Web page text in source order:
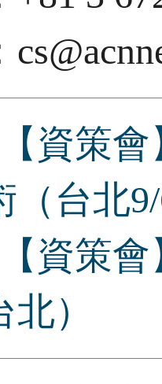
資策
（台北
資策
）